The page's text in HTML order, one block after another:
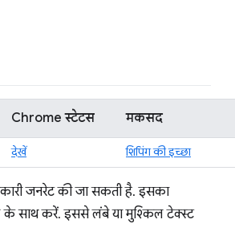
Chrome स्टेटस मकसद
देखें शिपिंग की इच्छा
जनरेट की जा सकती है. इसका
के साथ करें. इससे लंबे या मुश्किल टेक्स्ट